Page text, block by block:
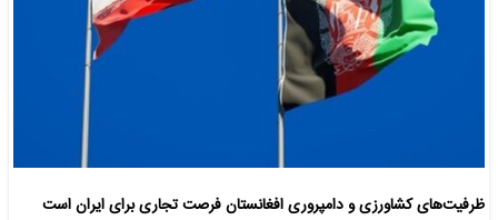
ظرفیت‌های کشاورزی و دامپروری افغانستان فرصت تجاری برای ایران است